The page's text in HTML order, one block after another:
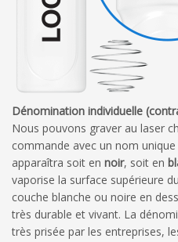
Dénomination individuelle
Nous pouvons graver au laser
commande avec un nom
apparaîtra soit en noir, soit en
vaporise la surface supérieure
couche blanche ou noire en
très durable et vivant. La
très prisée par les entreprises,